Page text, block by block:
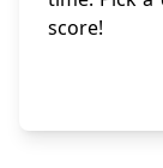
score!